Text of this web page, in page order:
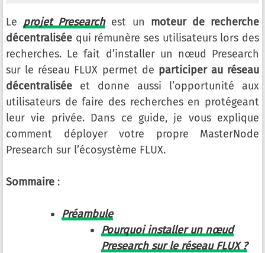
Le projet Presearchest un moteur de recherche
décentralisée qui rémunère ses utilisateurs lors des
recherches. Le fait d’installer un nœud Presearch
sur le réseau FLUX permet de participer au réseau
décentralisée et donne aussi l’opportunité aux
utilisateurs de faire des recherches en protégeant
leur vie privée. Dans ce guide, je vous explique
comment déployer votre propre MasterNode
Presearch sur l’écosystème FLUX.
Sommaire :
Préambule
Pourquoi installer un nœud
Presearch sur le réseau FLUX ?